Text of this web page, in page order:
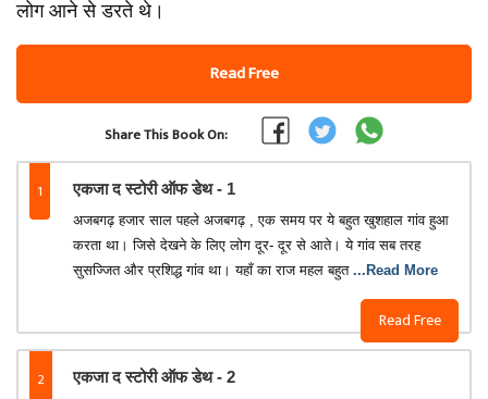
लोग आने से डरते थे।
Read Free
Share This Book On:
1 एकजा द स्टोरी ऑफ डेथ - 1
Read Free
अजबगढ़ हजार साल पहले अजबगढ़ , एक समय पर ये बहुत खुशहाल गांव हुआ
करता था। जिसे देखने के लिए लोग दूर- दूर से आते। ये गांव सब तरह
सुसज्जित और प्रशिद्ध गांव था। यहाँ का राज महल बहुत ...Read More
2 एकजा द स्टोरी ऑफ डेथ - 2